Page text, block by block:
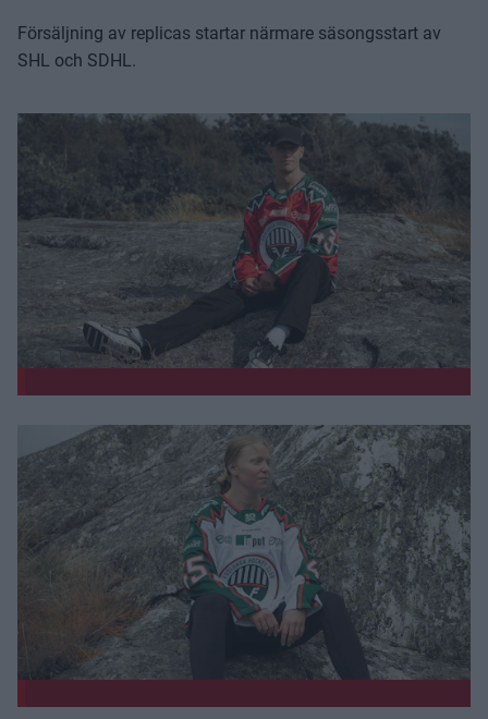
Försäljning av replicas startar närmare säsongsstart av
SHL och SDHL.